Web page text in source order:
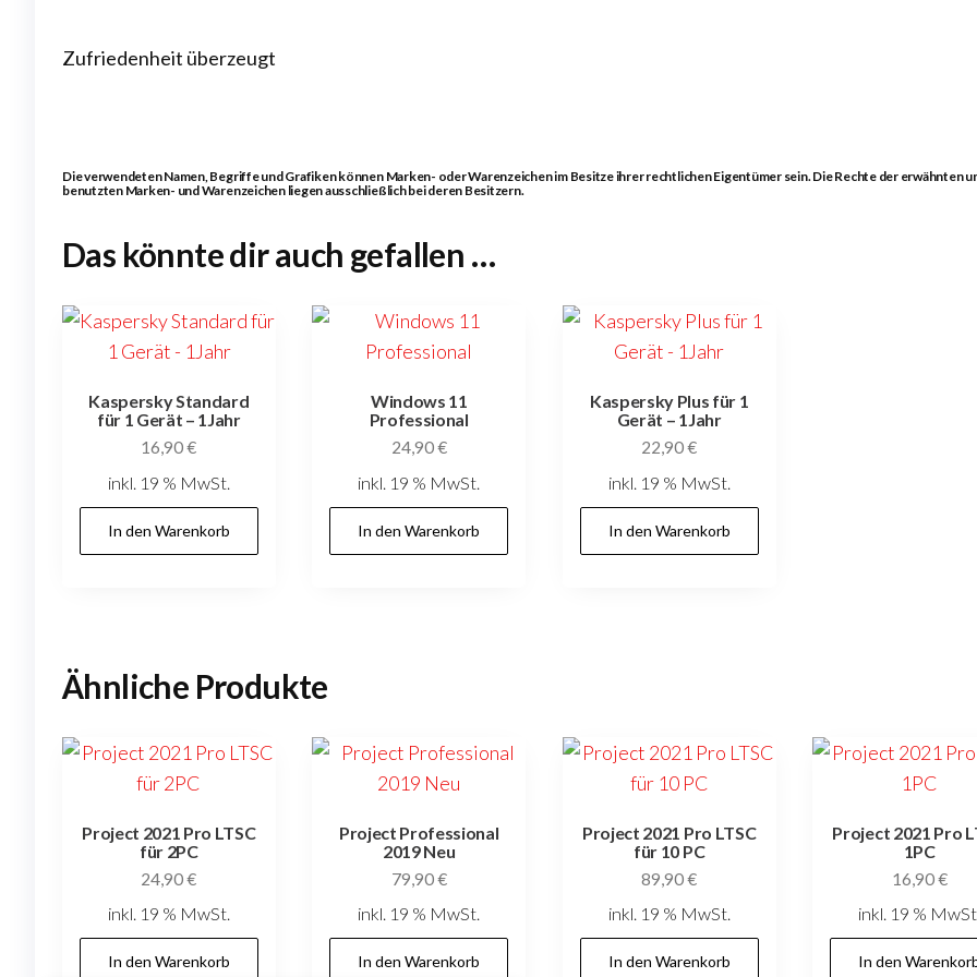
Zufriedenheit überzeugt
Die verwendeten Namen, Begriffe und Grafiken können Marken- oder Warenzeichen im Besitze ihrer rechtlichen Eigentümer sein. Die Rechte der erwähnten
benutzten Marken- und Warenzeichen liegen ausschließlich bei deren Besitzern.
Das könnte dir auch gefallen …
Kaspersky Standard
für 1 Gerät – 1Jahr
16,90€
inkl. 19 % MwSt.
In den Warenkorb
Windows 11
Professional
24,90€
inkl. 19 % MwSt.
In den Warenkorb
Kaspersky Plus für 1
Gerät – 1Jahr
22,90€
inkl. 19 % MwSt.
In den Warenkorb
Ähnliche Produkte
Project 2021 Pro LTSC
für 2PC
24,90€
inkl. 19 % MwSt.
In den Warenkorb
Project Professional
2019 Neu
79,90€
inkl. 19 % MwSt.
In den Warenkorb
Project 2021 Pro LTSC
für 10 PC
89,90€
inkl. 19 % MwSt.
In den Warenkorb
Project 2021 Pro
1PC
16,90€
inkl. 19 %
In den